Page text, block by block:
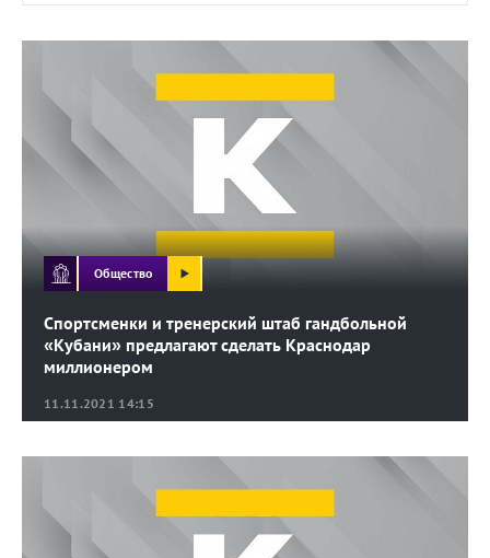
11.11.2021 14:15
Спортсменки и тренерский штаб гандбольной
«Кубани» предлагают сделать Краснодар
миллионером
Общество